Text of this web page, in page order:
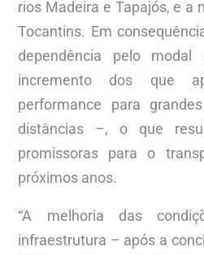
rios Madeira e Tapajós, e a
Tocantins. Em
dependência pelo
incremento dos que
performance para
distâncias –, o que
promissoras para o
próximos anos.
“A melhoria das
infraestrutura – após a